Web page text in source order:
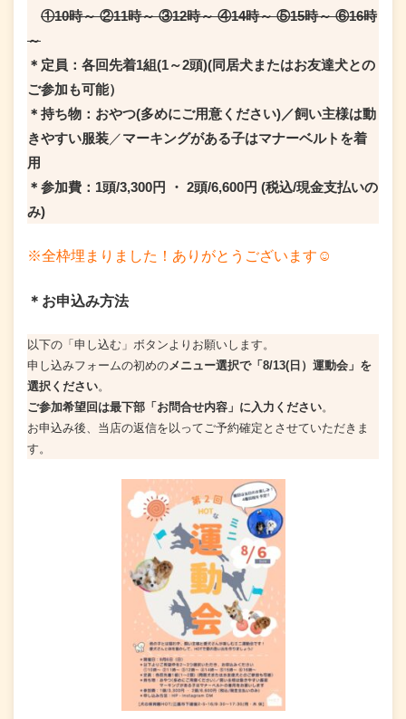
①10時～ ②11時～ ③12時～ ④14時～ ⑤15時～ ⑥16時
～
＊定員：各回先着1組(1～2頭) (同居犬またはお友達犬との
ご参加も可能）
＊持ち物：おやつ(多めにご用意ください)／飼い主様は動
きやすい服装／マーキングがある子はマナーベルトを着
用
＊参加費：1頭/3,300円 ・ 2頭/6,600円 (税込/現金支払いの
み)
※全枠埋まりました！ありがとうございます☺
＊お申込み方法
以下の「申し込む」ボタンよりお願いします。
申し込みフォームの初めのメニュー選択で「8/13(日）運動会」を
選択ください。
ご参加希望回は最下部「お問合せ内容」に入力ください。
お申込み後、当店の返信を以ってご予約確定とさせていただきま
す。